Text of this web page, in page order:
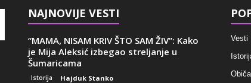
NAJNOVIJE VESTI
“MAMA, NISAM KRIV ŠTO SAM ŽIV”: Kako
je Mija Aleksić izbegao streljanje u
Šumaricama
Istorija Hajduk Stanko
Vesti